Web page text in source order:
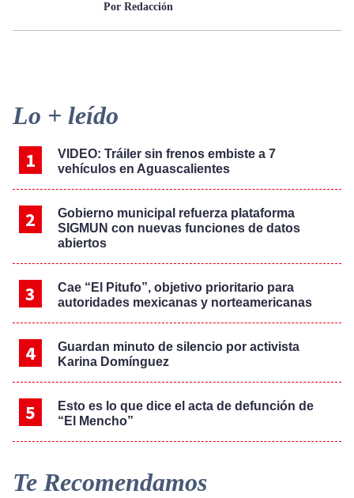
Por Redacción
Primary
Sidebar
Lo + leído
VIDEO: Tráiler sin frenos embiste a 7
vehículos en Aguascalientes
Gobierno municipal refuerza plataforma
SIGMUN con nuevas funciones de datos
abiertos
Cae “El Pitufo”, objetivo prioritario para
autoridades mexicanas y norteamericanas
Guardan minuto de silencio por activista
Karina Domínguez
Esto es lo que dice el acta de defunción de
“El Mencho”
Te Recomendamos